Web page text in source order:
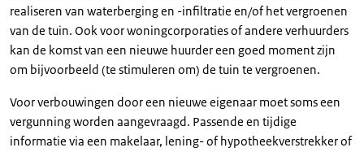
realiseren van waterberging en -infiltratie en/of het vergroenen
van de tuin. Ook voor woningcorporaties of andere verhuurders
kan de komst van een nieuwe huurder een goed moment zijn
om bijvoorbeeld (te stimuleren om) de tuin te vergroenen.
Voor verbouwingen door een nieuwe eigenaar moet soms een
vergunning worden aangevraagd. Passende en tijdige
informatie via een makelaar, lening- of hypotheekverstrekker of